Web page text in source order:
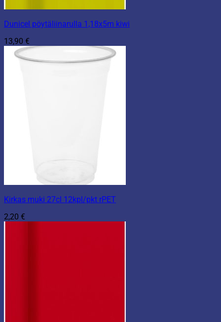
Dunicel pöytäliinarulla 1,18x5m kiwi
13,90 €
Kirkas muki 27cl 12kpl/pkt rPET
2,20 €